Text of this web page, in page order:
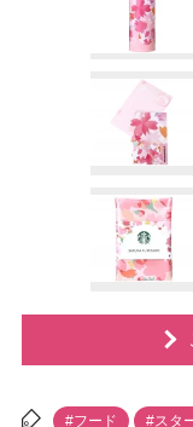
#フード #スタ